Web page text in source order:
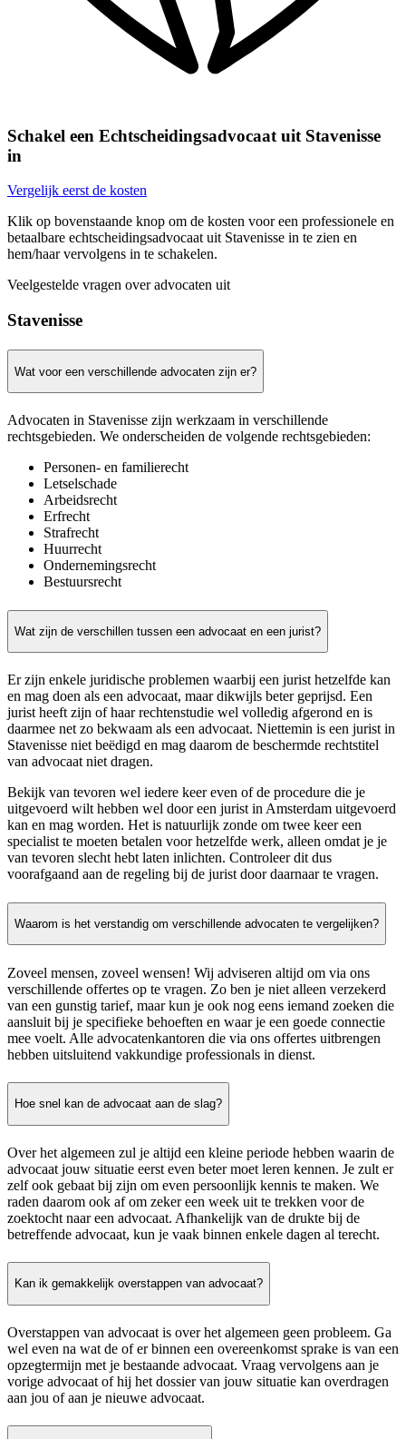
Schakel een Echtscheidingsadvocaat uit Stavenisse
in
Vergelijk eerst de kosten
Klik op bovenstaande knop om de kosten voor een professionele en
betaalbare echtscheidingsadvocaat uit Stavenisse in te zien en
hem/haar vervolgens in te schakelen.
Veelgestelde vragen over advocaten uit
Stavenisse
Wat voor een verschillende advocaten zijn er?
Advocaten in Stavenisse zijn werkzaam in verschillende
rechtsgebieden. We onderscheiden de volgende rechtsgebieden:
Personen- en familierecht
Letselschade
Arbeidsrecht
Erfrecht
Strafrecht
Huurrecht
Ondernemingsrecht
Bestuursrecht
Wat zijn de verschillen tussen een advocaat en een jurist?
Er zijn enkele juridische problemen waarbij een jurist hetzelfde kan
en mag doen als een advocaat, maar dikwijls beter geprijsd. Een
jurist heeft zijn of haar rechtenstudie wel volledig afgerond en is
daarmee net zo bekwaam als een advocaat. Niettemin is een jurist in
Stavenisse niet beëdigd en mag daarom de beschermde rechtstitel
van advocaat niet dragen.
Bekijk van tevoren wel iedere keer even of de procedure die je
uitgevoerd wilt hebben wel door een jurist in Amsterdam uitgevoerd
kan en mag worden. Het is natuurlijk zonde om twee keer een
specialist te moeten betalen voor hetzelfde werk, alleen omdat je je
van tevoren slecht hebt laten inlichten. Controleer dit dus
voorafgaand aan de regeling bij de jurist door daarnaar te vragen.
Waarom is het verstandig om verschillende advocaten te vergelijken?
Zoveel mensen, zoveel wensen! Wij adviseren altijd om via ons
verschillende offertes op te vragen. Zo ben je niet alleen verzekerd
van een gunstig tarief, maar kun je ook nog eens iemand zoeken die
aansluit bij je specifieke behoeften en waar je een goede connectie
mee voelt. Alle advocatenkantoren die via ons offertes uitbrengen
hebben uitsluitend vakkundige professionals in dienst.
Hoe snel kan de advocaat aan de slag?
Over het algemeen zul je altijd een kleine periode hebben waarin de
advocaat jouw situatie eerst even beter moet leren kennen. Je zult er
zelf ook gebaat bij zijn om even persoonlijk kennis te maken. We
raden daarom ook af om zeker een week uit te trekken voor de
zoektocht naar een advocaat. Afhankelijk van de drukte bij de
betreffende advocaat, kun je vaak binnen enkele dagen al terecht.
Kan ik gemakkelijk overstappen van advocaat?
Overstappen van advocaat is over het algemeen geen probleem. Ga
wel even na wat de of er binnen een overeenkomst sprake is van een
opzegtermijn met je bestaande advocaat. Vraag vervolgens aan je
vorige advocaat of hij het dossier van jouw situatie kan overdragen
aan jou of aan je nieuwe advocaat.